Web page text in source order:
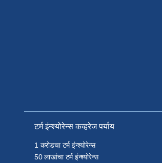
टर्म इंन्श्योरेन्स कव्हरेज पर्याय
1 करोडचा टर्म इंन्श्योरेन्स
50 लाखांचा टर्म इंन्श्योरेन्स